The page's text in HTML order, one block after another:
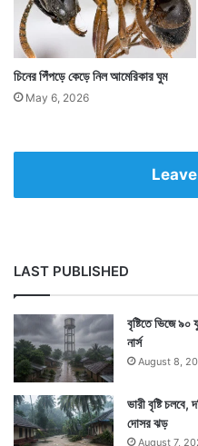
৮৯ বছর বয়সে হল স্বপ্ন
প্রাপকদের হাতে তুলে দেওয়া
ডিগ্রির অধিকারী হলেন জোয়ান
চিনের পিঁপড়ে কেড়ে নিল আমেরিকার ঘুম
May 6, 2026
LAST PUBLISHED
বৃষ্টিতে ভিজে
নার্স
August 8,
ভারী বৃষ্টি চলবে,
দোসর ঝড়
August 7,